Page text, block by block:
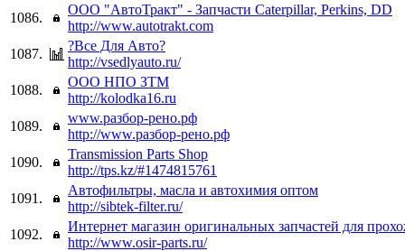
1086.
ООО "АвтоТракт" - Запчасти Caterpillar, Perkins, DD
http://www.autotrakt.com
1087.
?Все Для Авто?
http://vsedlyauto.ru/
1088.
ООО НПО ЗТМ
http://kolodka16.ru
1089.
www.разбор-рено.рф
http://www.разбор-рено.рф
1090.
Transmission Parts Shop
http://tps.kz/#1474815761
1091.
Автофильтры, масла и автохимия оптом
http://sibtek-filter.ru/
1092.
Интернет магазин оригинальных запчастей для
http://www.osir-parts.ru/